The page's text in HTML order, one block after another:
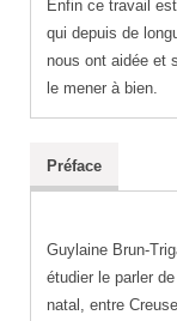
Enfin ce travail
qui depuis de
nous ont aidée et
le mener à bien.
Préface
Guylaine Brun-
étudier le parler
natal, entre